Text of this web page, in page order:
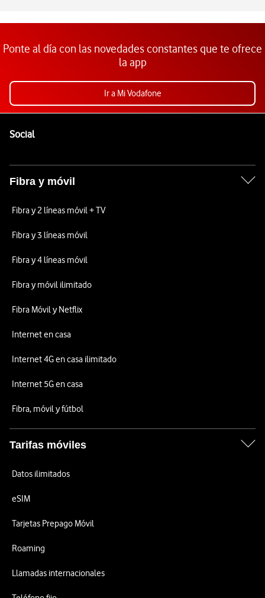
Ponte al día con las novedades constantes que te ofrece
la app
Ir a Mi Vodafone
SocialEnlaces a las redes sociales de Vodafone
Fibra y móvil
Fibra y 2 líneas móvil + TV
Fibra y 3 líneas móvil
Fibra y 4 líneas móvil
Fibra y móvil ilimitado
Fibra Móvil y Netflix
Internet en casa
Internet 4G en casa ilimitado
Internet 5G en casa
Fibra, móvil y fútbol
Tarifas móviles
Datos ilimitados
eSIM
Tarjetas Prepago Móvil
Roaming
Llamadas internacionales